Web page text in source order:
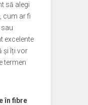
să alegi
cum ar fi
excelente
și îți vor
termen
în fibre